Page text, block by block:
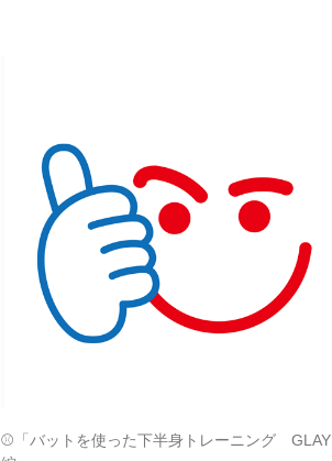
⚾「バットを使った下半身トレーニング GLAY